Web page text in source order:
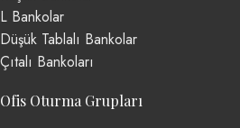
L Bankolar
Düşük Tablalı Bankolar
Çıtalı Bankoları
Ofis Oturma Grupları